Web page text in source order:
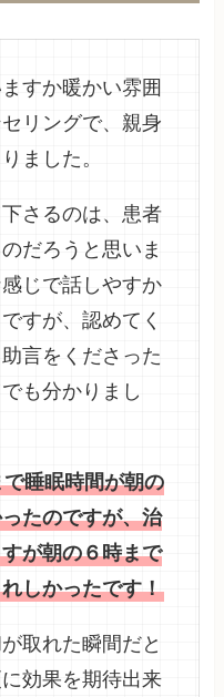
すか暖かい雰囲
リングで、親身
ました。
さるのは、患者
だろうと思いま
じで話しやすか
すが、認めてく
言をくださった
も分かりまし
睡眠時間が朝の
たのですが、治
が朝の６時まで
しかったです！
取れた瞬間だと
効果を期待出来